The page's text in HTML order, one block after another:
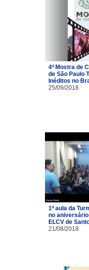
4ª Mostra de
de São Paulo
Inéditos no
25/09/2018
1ª aula da
no
ELCV de
21/08/2018